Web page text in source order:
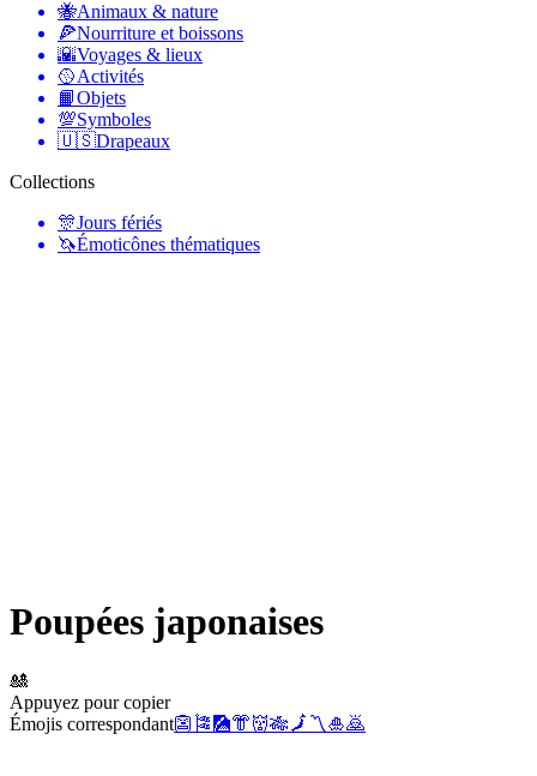
🐝Animaux & nature
🍕Nourriture et boissons
🌇Voyages & lieux
🥎Activités
📙Objets
💯Symboles
🇺🇸Drapeaux
Collections
🎊Jours fériés
🦄Émoticônes thématiques
Poupées japonaises
🎎
Appuyez pour copier
Émojis correspondant👺 🎏 🎑👘👹🎋 🗾 〽️🎍🙇